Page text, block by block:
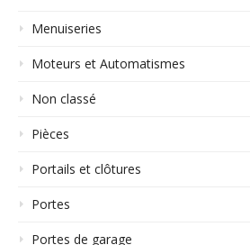
Menuiseries
Moteurs et Automatismes
Non classé
Pièces
Portails et clôtures
Portes
Portes de garage